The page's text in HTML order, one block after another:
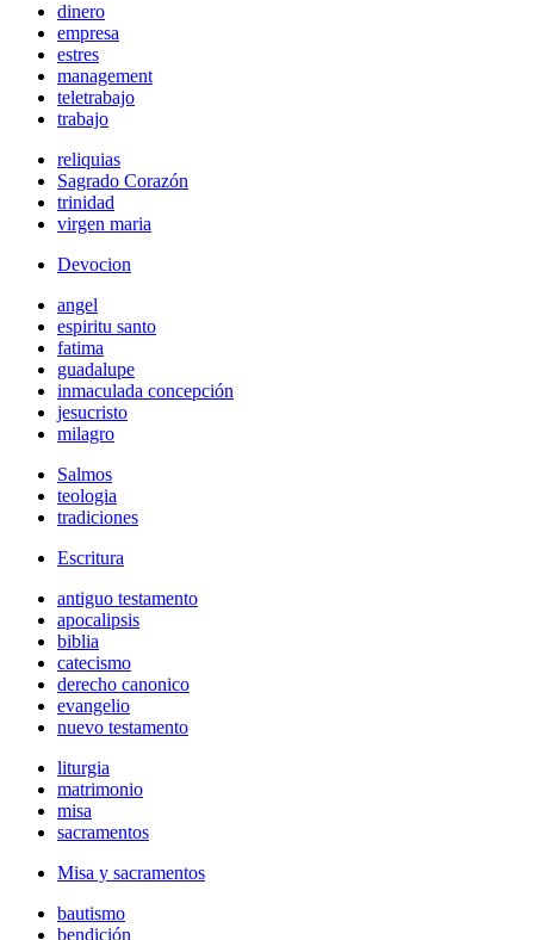
dinero
empresa
estres
management
teletrabajo
trabajo
reliquias
Sagrado Corazón
trinidad
virgen maria
Devocion
angel
espiritu santo
fatima
guadalupe
inmaculada concepción
jesucristo
milagro
Salmos
teologia
tradiciones
Escritura
antiguo testamento
apocalipsis
biblia
catecismo
derecho canonico
evangelio
nuevo testamento
liturgia
matrimonio
misa
sacramentos
Misa y sacramentos
bautismo
bendición